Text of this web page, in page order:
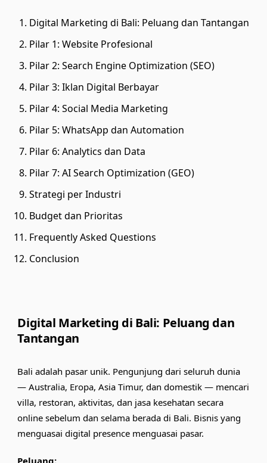
Digital Marketing di Bali: Peluang dan Tantangan
Pilar 1: Website Profesional
Pilar 2: Search Engine Optimization (SEO)
Pilar 3: Iklan Digital Berbayar
Pilar 4: Social Media Marketing
Pilar 5: WhatsApp dan Automation
Pilar 6: Analytics dan Data
Pilar 7: AI Search Optimization (GEO)
Strategi per Industri
Budget dan Prioritas
Frequently Asked Questions
Conclusion
Digital Marketing di Bali: Peluang dan
Tantangan
Bali adalah pasar unik. Pengunjung dari seluruh dunia
— Australia, Eropa, Asia Timur, dan domestik — mencari
villa, restoran, aktivitas, dan jasa kesehatan secara
online sebelum dan selama berada di Bali. Bisnis yang
menguasai digital presence menguasai pasar.
Peluang: